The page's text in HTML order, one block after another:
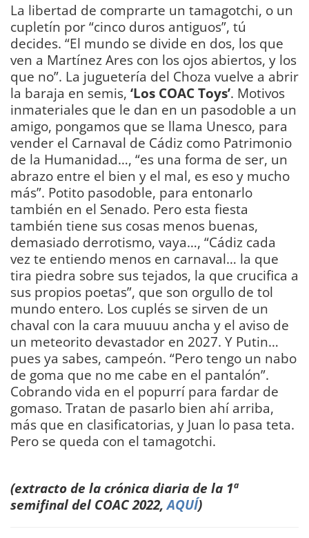
La libertad de comprarte un tamagotchi, o un
cupletín por “cinco duros antiguos”, tú
decides. “El mundo se divide en dos, los que
ven a Martínez Ares con los ojos abiertos, y los
que no”. La juguetería del Choza vuelve a abrir
la baraja en semis, ‘Los COAC Toys’. Motivos
inmateriales que le dan en un pasodoble a un
amigo, pongamos que se llama Unesco, para
vender el Carnaval de Cádiz como Patrimonio
de la Humanidad…, “es una forma de ser, un
abrazo entre el bien y el mal, es eso y mucho
más”. Potito pasodoble, para entonarlo
también en el Senado. Pero esta fiesta
también tiene sus cosas menos buenas,
demasiado derrotismo, vaya…, “Cádiz cada
vez te entiendo menos en carnaval… la que
tira piedra sobre sus tejados, la que crucifica a
sus propios poetas”, que son orgullo de tol
mundo entero. Los cuplés se sirven de un
chaval con la cara muuuu ancha y el aviso de
un meteorito devastador en 2027. Y Putin…
pues ya sabes, campeón. “Pero tengo un nabo
de goma que no me cabe en el pantalón”.
Cobrando vida en el popurrí para fardar de
gomaso. Tratan de pasarlo bien ahí arriba,
más que en clasificatorias, y Juan lo pasa teta.
Pero se queda con el tamagotchi.
(extracto de la crónica diaria de la 1ª
semifinal del COAC 2022,AQUÍ)